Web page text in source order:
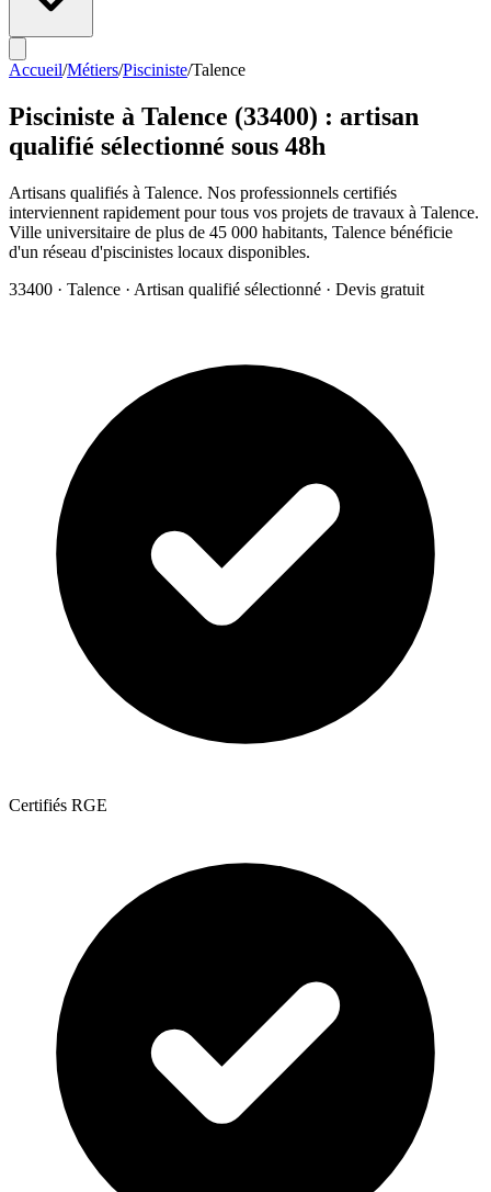
Accueil/Métiers/Pisciniste/Talence
Pisciniste à Talence (33400) : artisan
qualifié sélectionné sous 48h
Artisans qualifiés à Talence. Nos professionnels certifiés
interviennent rapidement pour tous vos projets de travaux à Talence.
Ville universitaire de plus de 45 000 habitants, Talence bénéficie
d'un réseau d'piscinistes locaux disponibles.
33400 · Talence · Artisan qualifié sélectionné · Devis gratuit
Certifiés RGE